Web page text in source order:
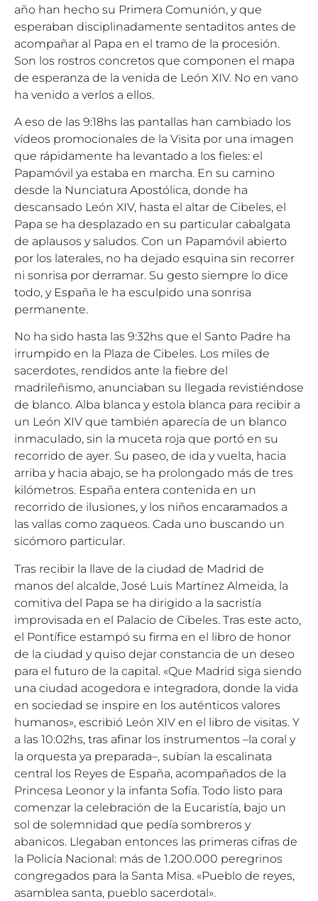
año han hecho su Primera Comunión, y que
esperaban disciplinadamente sentaditos antes de
acompañar al Papa en el tramo de la procesión.
Son los rostros concretos que componen el mapa
de esperanza de la venida de León XIV. No en vano
ha venido a verlos a ellos.
A eso de las 9:18hs las pantallas han cambiado los
vídeos promocionales de la Visita por una imagen
que rápidamente ha levantado a los fieles: el
Papamóvil ya estaba en marcha. En su camino
desde la Nunciatura Apostólica, donde ha
descansado León XIV, hasta el altar de Cibeles, el
Papa se ha desplazado en su particular cabalgata
de aplausos y saludos. Con un Papamóvil abierto
por los laterales, no ha dejado esquina sin recorrer
ni sonrisa por derramar. Su gesto siempre lo dice
todo, y España le ha esculpido una sonrisa
permanente.
No ha sido hasta las 9:32hs que el Santo Padre ha
irrumpido en la Plaza de Cibeles. Los miles de
sacerdotes, rendidos ante la fiebre del
madrileñismo, anunciaban su llegada revistiéndose
de blanco. Alba blanca y estola blanca para recibir a
un León XIV que también aparecía de un blanco
inmaculado, sin la muceta roja que portó en su
recorrido de ayer. Su paseo, de ida y vuelta, hacia
arriba y hacia abajo, se ha prolongado más de tres
kilómetros. España entera contenida en un
recorrido de ilusiones, y los niños encaramados a
las vallas como zaqueos. Cada uno buscando un
sicómoro particular.
Tras recibir la llave de la ciudad de Madrid de
manos del alcalde, José Luis Martínez Almeida, la
comitiva del Papa se ha dirigido a la sacristía
improvisada en el Palacio de Cibeles. Tras este acto,
el Pontífice estampó su firma en el libro de honor
de la ciudad y quiso dejar constancia de un deseo
para el futuro de la capital. «Que Madrid siga siendo
una ciudad acogedora e integradora, donde la vida
en sociedad se inspire en los auténticos valores
humanos», escribió León XIV en el libro de visitas. Y
a las 10:02hs, tras afinar los instrumentos –la coral y
la orquesta ya preparada–, subían la escalinata
central los Reyes de España, acompañados de la
Princesa Leonor y la infanta Sofía. Todo listo para
comenzar la celebración de la Eucaristía, bajo un
sol de solemnidad que pedía sombreros y
abanicos. Llegaban entonces las primeras cifras de
la Policía Nacional: más de 1.200.000 peregrinos
congregados para la Santa Misa. «Pueblo de reyes,
asamblea santa, pueblo sacerdotal».